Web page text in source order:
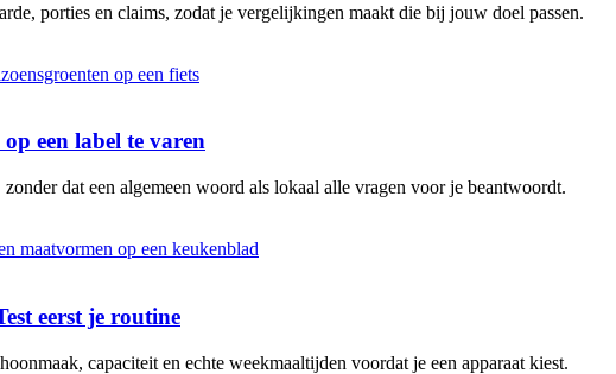
porties en claims, zodat je vergelijkingen maakt die bij jouw doel passen.
een label te varen
dat een algemeen woord als lokaal alle vragen voor je beantwoordt.
eerst je routine
capaciteit en echte weekmaaltijden voordat je een apparaat kiest.